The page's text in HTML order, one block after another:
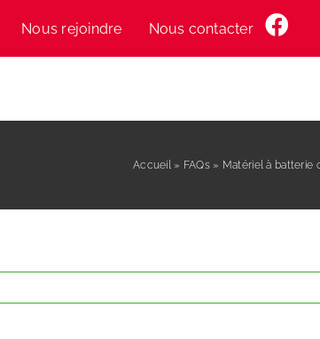
Nous rejoindre Nous contacter
Accueil » FAQs » Matériel à batterie